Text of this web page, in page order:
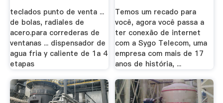
teclados punto de venta ...
de bolas, radiales de
acero.para correderas de
ventanas ... dispensador de
agua fria y caliente de 1a 4
etapas
Temos um recado para
você, agora você passa a
ter conexão de internet
com a Sygo Telecom, uma
empresa com mais de 17
anos de história, ...